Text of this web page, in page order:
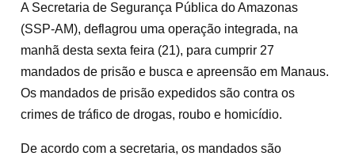
A Secretaria de Segurança Pública do Amazonas
(SSP-AM), deflagrou uma operação integrada, na
manhã desta sexta feira (21), para cumprir 27
mandados de prisão e busca e apreensão em Manaus.
Os mandados de prisão expedidos são contra os
crimes de tráfico de drogas, roubo e homicídio.
De acordo com a secretaria, os mandados são